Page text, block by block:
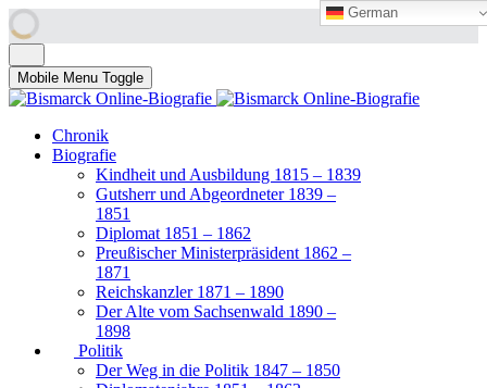
Mobile Menu Toggle
Chronik
Biografie
Kindheit und Ausbildung 1815 – 1839
Gutsherr und Abgeordneter 1839 –
1851
Diplomat 1851 – 1862
Preußischer Ministerpräsident 1862 –
1871
Reichskanzler 1871 – 1890
Der Alte vom Sachsenwald 1890 –
1898
Politik
Der Weg in die Politik 1847 – 1850
German
German